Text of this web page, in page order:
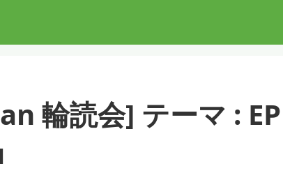
輪読会] テーマ :